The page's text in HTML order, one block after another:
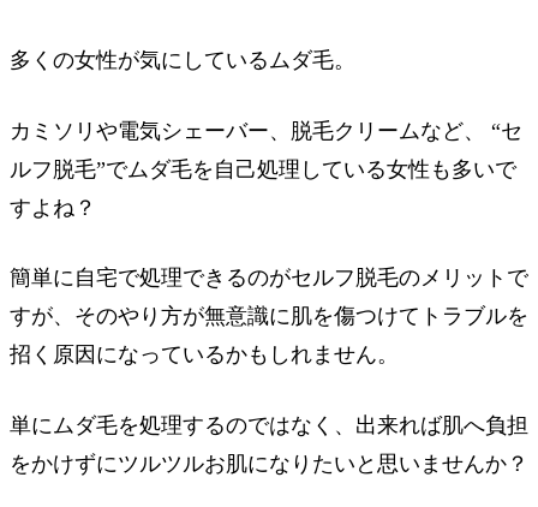
多くの女性が気にしているムダ毛。
カミソリや電気シェーバー、脱毛クリームなど、 “セ
ルフ脱毛”でムダ毛を自己処理している女性も多いで
すよね？
簡単に自宅で処理できるのがセルフ脱毛のメリットで
すが、そのやり方が無意識に肌を傷つけてトラブルを
招く原因になっているかもしれません。
単にムダ毛を処理するのではなく、出来れば肌へ負担
をかけずにツルツルお肌になりたいと思いませんか？